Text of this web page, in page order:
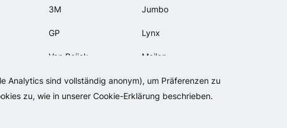
Analytics sind vollständig anonym), um Präferenzen zu
zu, wie in unserer Cookie-Erklärung beschrieben.
3M
GP
Van Beijck
Bellelli
Jumbo
Lynx
Meilan
Motip